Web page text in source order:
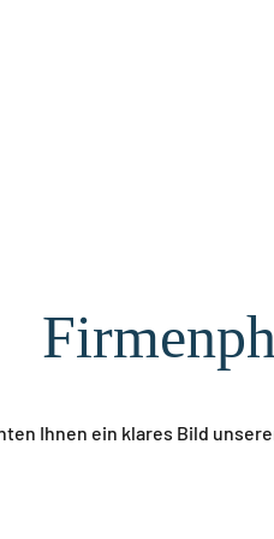
Ihnen ein klares Bild